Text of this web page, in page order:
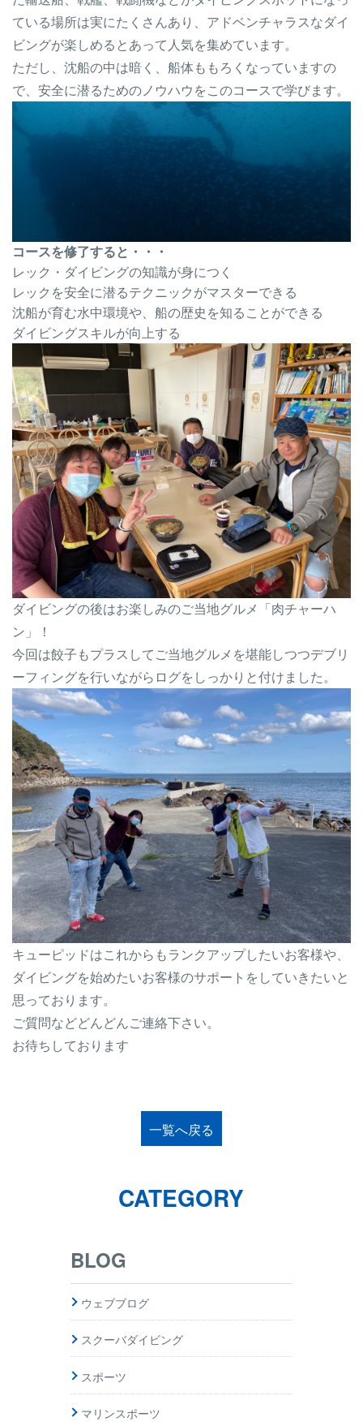
ている場所は実にたくさんあり、アドベンチャラスなダイ
ビングが楽しめるとあって人気を集めています。
ただし、沈船の中は暗く、船体ももろくなっていますの
で、安全に潜るためのノウハウをこのコースで学びます。
コースを修了すると・・・
レック・ダイビングの知識が身につく
レックを安全に潜るテクニックがマスターできる
沈船が育む水中環境や、船の歴史を知ることができる
ダイビングスキルが向上する
ダイビングの後はお楽しみのご当地グルメ「肉チャーハ
ン」！
今回は餃子もプラスしてご当地グルメを堪能しつつデブリ
ーフィングを行いながらログをしっかりと付けました。
キューピッドはこれからもランクアップしたいお客様や、
ダイビングを始めたいお客様のサポートをしていきたいと
思っております。
ご質問などどんどんご連絡下さい。
お待ちしております
一覧へ戻る
CATEGORY
BLOG
ウェブブログ
スクーバダイビング
スポーツ
マリンスポーツ